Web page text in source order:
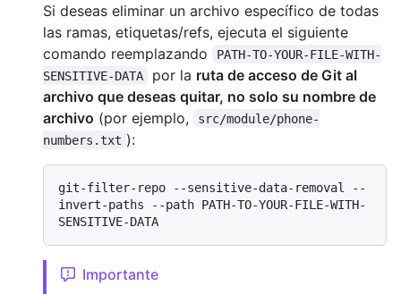
Si deseas eliminar un archivo específico de todas
las ramas, etiquetas/refs, ejecuta el siguiente
comando reemplazando
PATH-TO-YOUR-FILE-WITH-
SENSITIVE-DATA
por la ruta de acceso de Git al
archivo que deseas quitar, no solo su nombre de
archivo (por ejemplo,
src/module/phone-
numbers.txt ):
git-filter-repo --sensitive-data-removal --
invert-paths --path PATH-TO-YOUR-FILE-WITH-
Importante